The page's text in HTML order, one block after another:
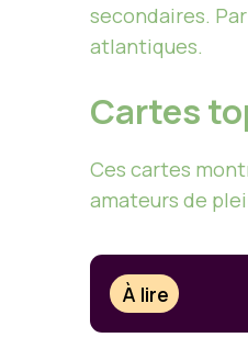
secondaires.
atlantiques.
Cartes
Ces cartes
amateurs de
À lire